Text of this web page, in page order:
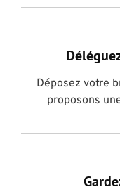
Déposez votre
proposons